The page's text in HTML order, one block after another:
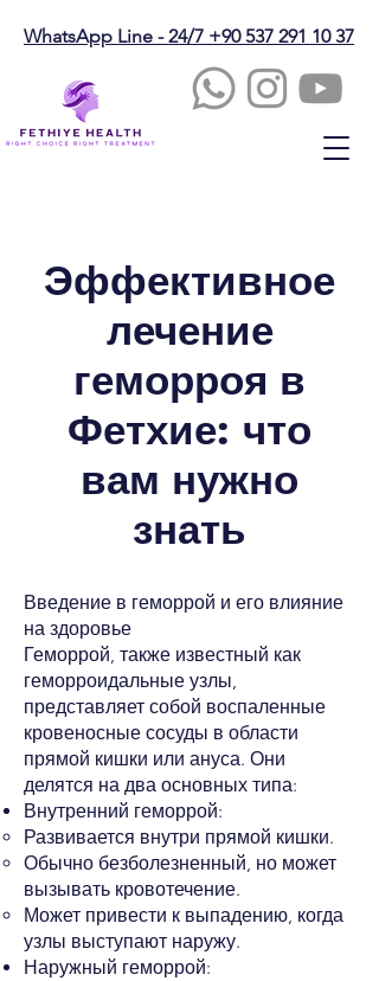
WhatsApp Line - 24/7 +90 537 291 10 37
Эффективное
лечение
геморроя в
Фетхие: что
вам нужно
знать
Введение в геморрой и его влияние
на здоровье
Геморрой, также известный как
геморроидальные узлы,
представляет собой воспаленные
кровеносные сосуды в области
прямой кишки или ануса. Они
делятся на два основных типа:
Внутренний геморрой:
Развивается внутри прямой кишки.
Обычно безболезненный, но может
вызывать кровотечение.
Может привести к выпадению, когда
узлы выступают наружу.
Наружный геморрой: